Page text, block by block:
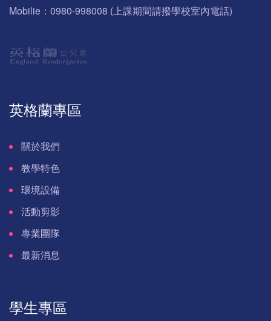
Mobilie：0980-998008 (上課期間請撥學校室內電話)
英格蘭專區
關於我們
教學特色
環境設備
活動剪影
專業團隊
最新消息
學生專區